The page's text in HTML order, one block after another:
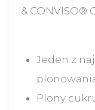
& CONVISO®
Jeden z
Plony